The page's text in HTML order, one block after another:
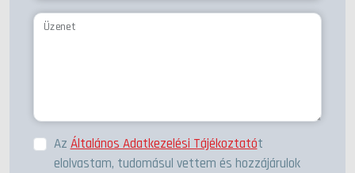
Üzenet
Az Általános Adatkezelési Tájékoztatót
elolvastam, tudomásul vettem és hozzájárulok